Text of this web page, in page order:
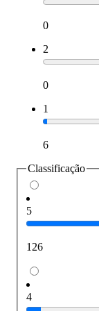
0
2
0
1
6
Classificação
5
126
4